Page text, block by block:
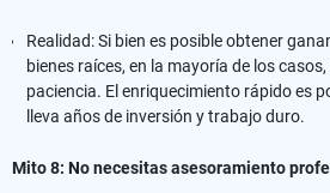
Realidad: Si bien es posible obtener
bienes raíces, en la mayoría de los
paciencia. El enriquecimiento rápido es
lleva años de inversión y trabajo duro.
Mito 8: No necesitas asesoramiento